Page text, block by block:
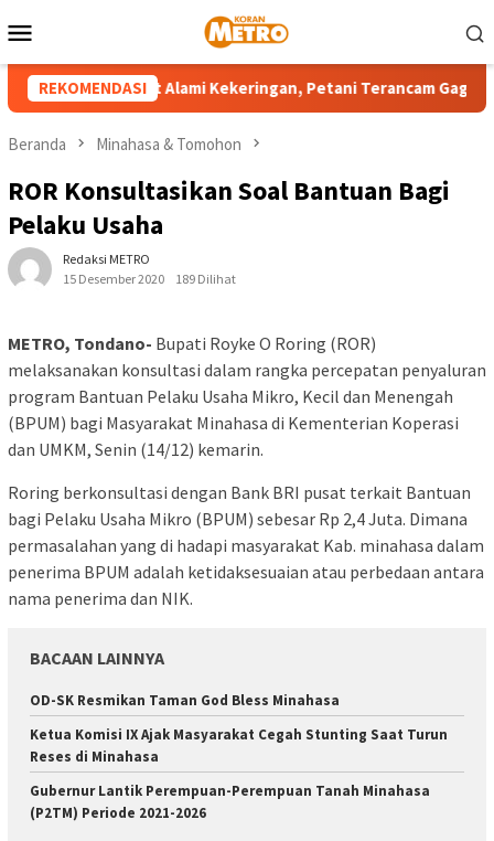
ke
Mobile
REKOMENDASI
Wilayah Sulut Alami Kekeringan, Petani Terancam Gagal Panen
Beranda Minahasa & Tomohon
ROR Konsultasikan Soal Bantuan Bagi
Pelaku Usaha
Redaksi METRO
15 Desember 2020
189 Dilihat
METRO, Tondano- Bupati Royke O Roring (ROR)
melaksanakan konsultasi dalam rangka percepatan penyaluran
program Bantuan Pelaku Usaha Mikro, Kecil dan Menengah
(BPUM) bagi Masyarakat Minahasa di Kementerian Koperasi
dan UMKM, Senin (14/12) kemarin.
Roring berkonsultasi dengan Bank BRI pusat terkait Bantuan
bagi Pelaku Usaha Mikro (BPUM) sebesar Rp 2,4 Juta. Dimana
permasalahan yang di hadapi masyarakat Kab. minahasa dalam
penerima BPUM adalah ketidaksesuaian atau perbedaan antara
nama penerima dan NIK.
BACAAN LAINNYA
OD-SK Resmikan Taman God Bless Minahasa
Ketua Komisi IX Ajak Masyarakat Cegah Stunting Saat Turun
Reses di Minahasa
Gubernur Lantik Perempuan-Perempuan Tanah Minahasa
(P2TM) Periode 2021-2026